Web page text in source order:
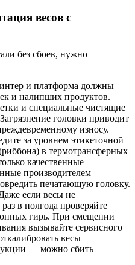
весов с
без сбоев, нужно
и платформа должны
и налипших продуктов.
и специальные чистящие
головки приводит
износу.
за уровнем этикеточной
в термотрансферных
качественные
производителем —
печатающую головку.
если весы не
в полгода проверяйте
гирь. При смещении
вызывайте сервисного
весы
— можно сбить